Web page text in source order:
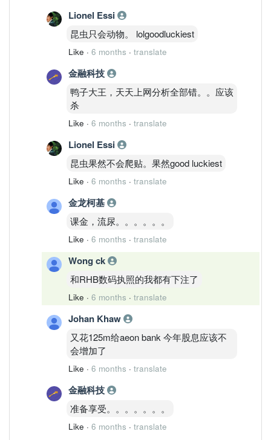
Lionel Essi
昆虫只会动物。 lolgoodluckiest
Like · 6 months · translate
金融科技
鸭子大王，天天上网分析全部错。。应该
杀
Like · 6 months · translate
Lionel Essi
昆虫果然不会爬贴。果然good luckiest
Like · 6 months · translate
金龙柯基
课金，流尿。。。。。。
Like · 6 months · translate
Wong ck
和RHB数码执照的我都有下注了
Like · 6 months · translate
Johan Khaw
又花125m给aeon bank 今年股息应该不
会增加了
Like · 6 months · translate
金融科技
准备享受。。。。。。。
Like · 6 months · translate